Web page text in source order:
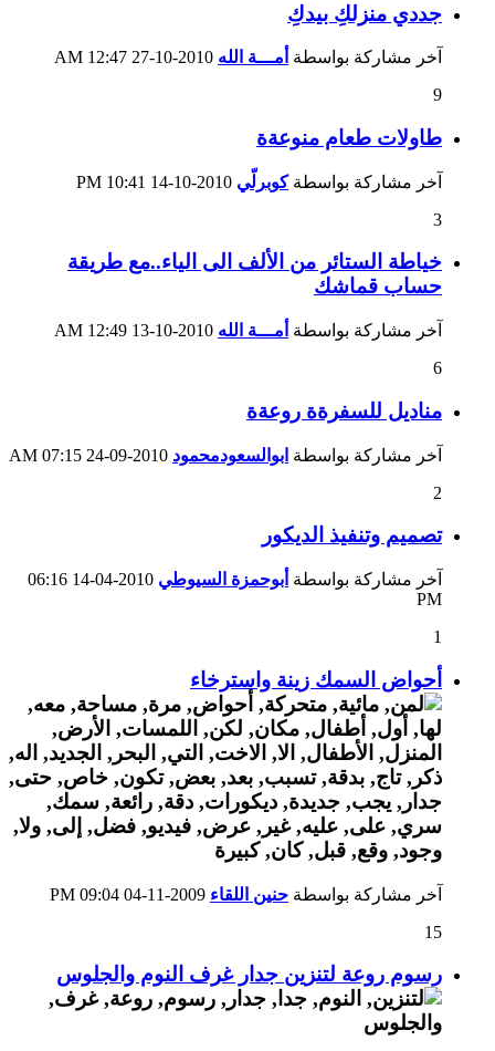
جددي منزلكِ بيدكِ
آخر مشاركة بواسطة أمـــة الله
12:47 AM
9
طاولات طعام منوعةة
آخر مشاركة بواسطةكوبرلّي
10:41 PM
3
خياطة الستائر من الألف الى الياء..مع طريقة
حساب قماشك
آخر مشاركة بواسطة أمـــة الله
12:49 AM
6
مناديل للسفرةة روعةة
آخر مشاركة بواسطة ابوالسعودمحمود
07:15 AM
2
تصميم وتنفيذ الديكور
آخر مشاركة بواسطة أبوحمزة السيوطي
06:16
PM
1
أحواض السمك زينة واسترخاء
آخر مشاركة بواسطة حنين اللقاء
09:04 PM
15
رسوم روعة لتنزين جدار غرف النوم والجلوس